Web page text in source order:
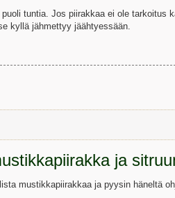
tuntia. Jos piirakkaa ei ole tarkoitus
kyllä jähmettyy jäähtyessään.
ja
mustikkapiirakkaa ja pyysin häneltä